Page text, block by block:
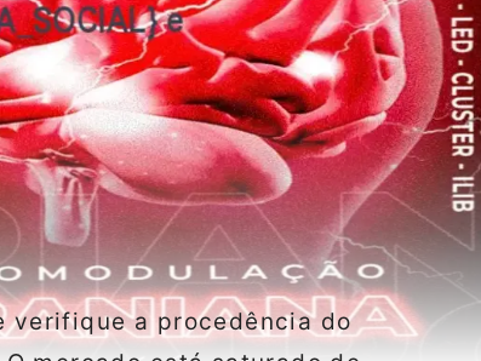
verifique a procedência do